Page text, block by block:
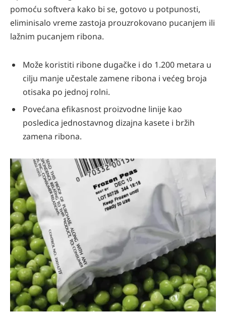
pomoću softvera kako bi se, gotovo u potpunosti,
eliminisalo vreme zastoja prouzrokovano pucanjem ili
lažnim pucanjem ribona.
Može koristiti ribone dugačke i do 1.200 metara u
cilju manje učestale zamene ribona i većeg broja
otisaka po jednoj rolni.
Povećana efikasnost proizvodne linije kao
posledica jednostavnog dizajna kasete i bržih
zamena ribona.